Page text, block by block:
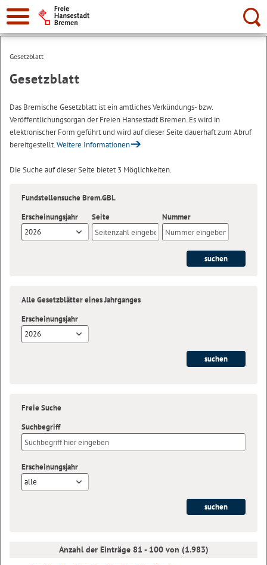
Suche:
Gesetzblatt
Gesetzblatt
Das Bremische Gesetzblatt ist ein amtliches Verkündungs- bzw.
Veröffentlichungsorgan der Freien Hansestadt Bremen. Es wird in
elektronischer Form geführt und wird auf dieser Seite dauerhaft zum Abruf
bereitgestellt.Weitere Informationen
Die Suche auf dieser Seite bietet 3 Möglichkeiten.
Fundstellensuche Brem.GBl.
Erscheinungsjahr
2026
Seite Nummer
Alle Gesetzblätter eines Jahrganges
Erscheinungsjahr
2026
Freie Suche
Suchbegriff
Erscheinungsjahr
alle
Anzahl der Einträge 81 - 100 von (1.983)